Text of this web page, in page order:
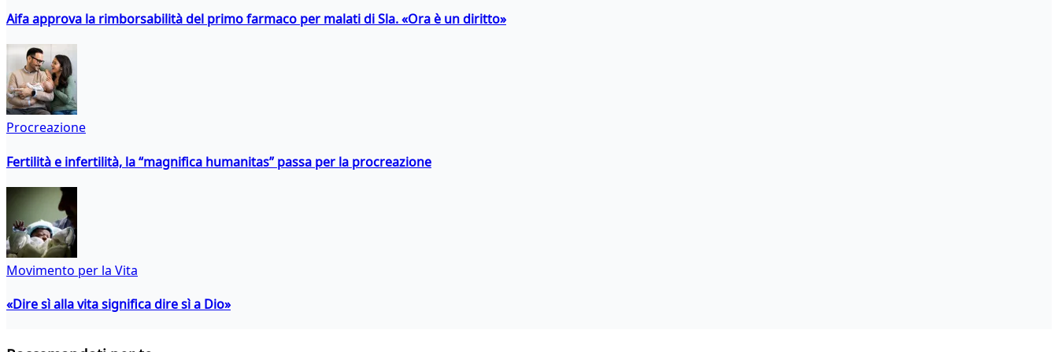
Aifa approva la rimborsabilità del primo farmaco per malati di Sla. «Ora è un diritto»
Procreazione
Fertilità e infertilità, la “magnifica humanitas” passa per la procreazione
Movimento per la Vita
«Dire sì alla vita significa dire sì a Dio»